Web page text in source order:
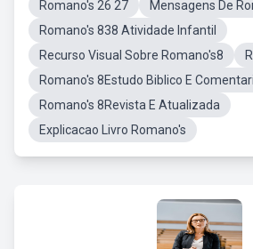
Romano's 26 27
Mensagens De
Romano's 838 Atividade Infantil
Recurso Visual Sobre Romano's8
Romano's 8Estudo Biblico E
Romano's 8Revista E Atualizada
Explicacao Livro Romano's